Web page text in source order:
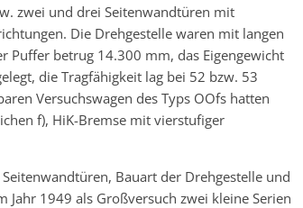
zwei und drei Seitenwandtüren mit
Die Drehgestelle waren mit langen
Puffer betrug 14.300 mm, das Eigengewicht
die Tragfähigkeit lag bei 52 bzw. 53
Versuchswagen des Typs OOfs hatten
f), HiK-Bremse mit vierstufiger
Bauart der Drehgestelle und
1949 als Großversuch zwei kleine Serien